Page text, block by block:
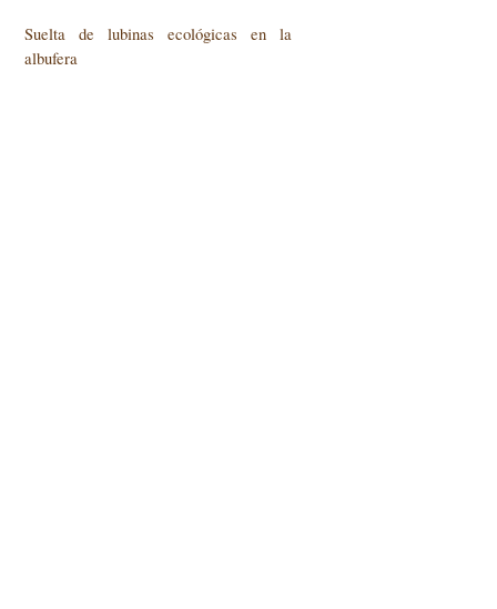
Suelta de lubinas ecológicas en la
albufera